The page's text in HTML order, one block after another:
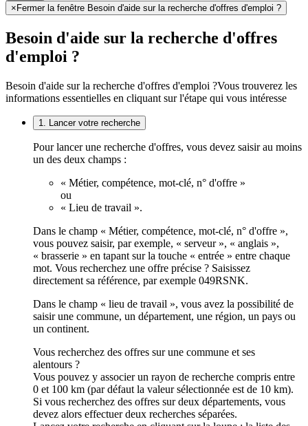
× Fermer la fenêtre Besoin d'aide sur la recherche d'offres d'emploi ?
Besoin d'aide sur la recherche d'offres
d'emploi ?
Besoin d'aide sur la recherche d'offres d'emploi ?Vous trouverez les
informations essentielles en cliquant sur l'étape qui vous intéresse
1. Lancer votre recherche
Pour lancer une recherche d'offres, vous devez saisir au moins
un des deux champs :
« Métier, compétence, mot-clé, n° d'offre »
ou
« Lieu de travail ».
Dans le champ « Métier, compétence, mot-clé, n° d'offre »,
vous pouvez saisir, par exemple, « serveur », « anglais »,
« brasserie » en tapant sur la touche « entrée » entre chaque
mot. Vous recherchez une offre précise ? Saisissez
directement sa référence, par exemple 049RSNK.
Dans le champ « lieu de travail », vous avez la possibilité de
saisir une commune, un département, une région, un pays ou
un continent.
Vous recherchez des offres sur une commune et ses
alentours ?
Vous pouvez y associer un rayon de recherche compris entre
0 et 100 km (par défaut la valeur sélectionnée est de 10 km).
Si vous recherchez des offres sur deux départements, vous
devez alors effectuer deux recherches séparées.